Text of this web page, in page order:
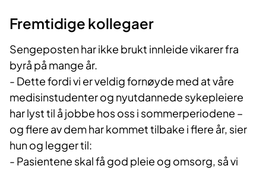
Fremtidige kollegaer
Sengeposten har ikke brukt innleide vikarer fra
byrå på mange år.
- Dette fordi vi er veldig fornøyde med at våre
medisinstudenter og nyutdannede sykepleiere
har lyst til å jobbe hos oss i sommerperiodene –
og flere av dem har kommet tilbake i flere år, sier
hun og legger til:
- Pasientene skal få god pleie og omsorg, så vi